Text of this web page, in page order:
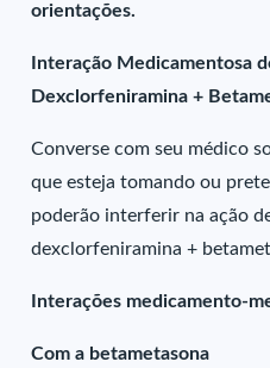
orientações.
Interação Medicamentosa
Dexclorfeniramina +
Converse com seu médico
que esteja tomando ou
poderão interferir na ação
dexclorfeniramina +
Interações medicamento-
Com a betametasona